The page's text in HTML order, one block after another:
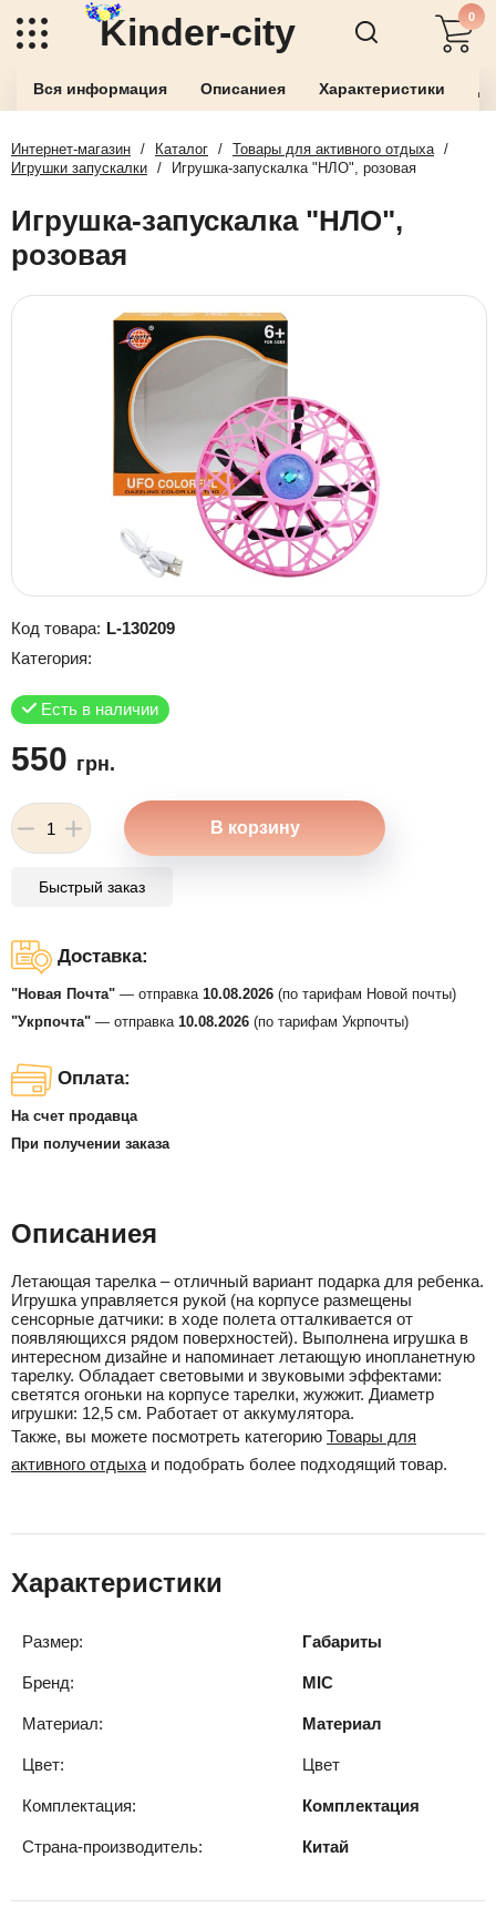
Kinder-city 0
Вся информация Описаниея Характеристики
Интернет-магазин / Каталог / Товары для активного отдыха /
Игрушки запускалки / Игрушка-запускалка "НЛО", розовая
Игрушка-запускалка "НЛО",
розовая
Код товара: L-130209
Категория:
Есть в наличии
550 грн.
Быстрый заказ
Доставка:
"Новая Почта" — отправка 10.08.2026 (по тарифам Новой почты)
"Укрпочта" — отправка 10.08.2026 (по тарифам Укрпочты)
Оплата:
На счет продавца
При получении заказа
Описаниея
Летающая тарелка – отличный вариант подарка для ребенка.
Игрушка управляется рукой (на корпусе размещены
сенсорные датчики: в ходе полета отталкивается от
появляющихся рядом поверхностей). Выполнена игрушка в
интересном дизайне и напоминает летающую инопланетную
тарелку. Обладает световыми и звуковыми эффектами:
светятся огоньки на корпусе тарелки, жужжит. Диаметр
игрушки: 12,5 см. Работает от аккумулятора.
Также, вы можете посмотреть категорию Товары для
активного отдыха и подобрать более подходящий товар.
Характеристики
Размер: Габариты
Бренд: MIC
Материал: Материал
Цвет: Цвет
Комплектация: Комплектация
Страна-производитель: Китай